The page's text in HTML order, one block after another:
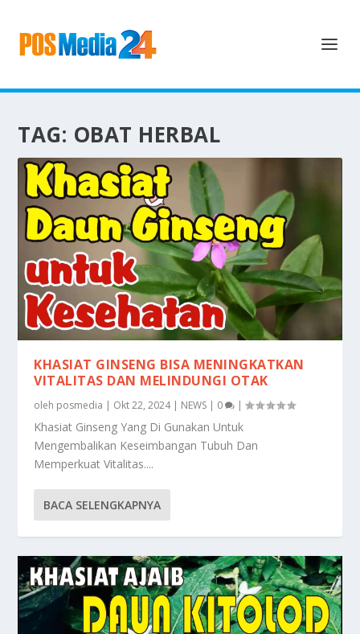
TAG: OBAT HERBAL
KHASIAT GINSENG BISA MENINGKATKAN
VITALITAS DAN MELINDUNGI OTAK
oleh posmedia | Okt 22, 2024| NEWS | 0 |
Khasiat Ginseng Yang Di Gunakan Untuk
Mengembalikan Keseimbangan Tubuh Dan
Memperkuat Vitalitas....
BACA SELENGKAPNYA